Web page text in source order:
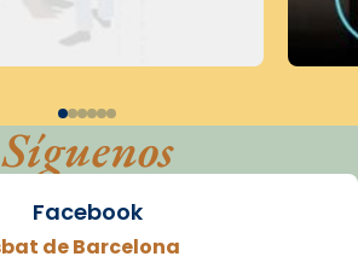
Síguenos
Facebook
de Barcelona